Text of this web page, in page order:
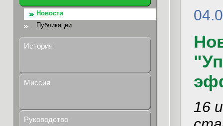
Новости
Публикации
История
Миссия
Руководство
16